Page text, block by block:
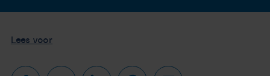
Lees voor